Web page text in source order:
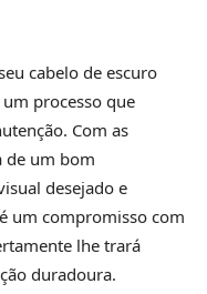
cabelo de escuro
processo que
Com as
de um bom
desejado e
um compromisso com
lhe trará
duradoura.